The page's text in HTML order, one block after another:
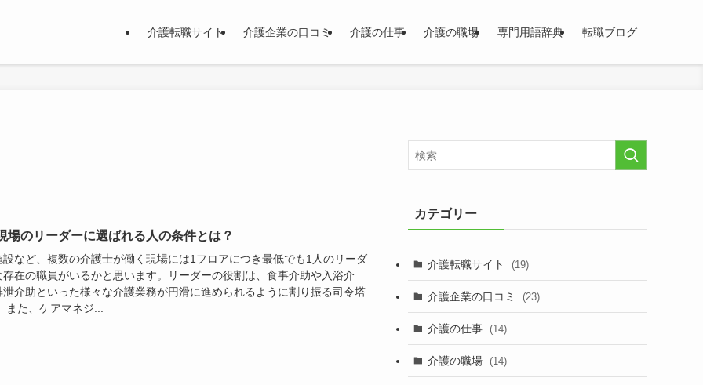
介護転職サイト 介護企業の口コミ 介護の仕事 介護の職場 専門用語辞典 転職ブログ
場のリーダーに選ばれる人の条件とは？
設など、複数の介護士が働く現場には1フロアにつき最低でも1人のリーダ
存在の職員がいるかと思います。リーダーの役割は、食事介助や入浴介
泄介助といった様々な介護業務が円滑に進められるように割り振る司令塔
また、ケアマネジ...
カテゴリー
介護転職サイト (19)
介護企業の口コミ (23)
介護の仕事 (14)
介護の職場 (14)